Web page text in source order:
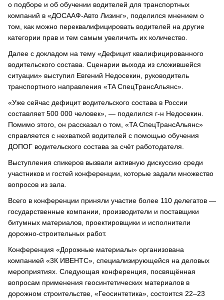
о подборе и об обучении водителей для транспортных
компаний в «ДОСААФ-Авто Лизинг», поделился мнением о
том, как можно переквалифицировать водителей на другие
категории прав и тем самым увеличить их количество.
Далее с докладом на тему «Дефицит квалифицированного
водительского состава. Сценарии выхода из сложившейся
ситуации» выступил Евгений Недосекин, руководитель
транспортного направления «TA СпецТрансАльянс».
«Уже сейчас дефицит водительского состава в России
составляет 500 000 человек», — поделился г-н Недосекин.
Помимо этого, он рассказал о том, «TA СпецТрансАльянс»
справляется с нехваткой водителей с помощью обучения
ДОПОГ водительского состава за счёт работодателя.
Выступления спикеров вызвали активную дискуссию среди
участников и гостей конференции, которые задали множество
вопросов из зала.
Всего в конференции приняли участие более 110 делегатов —
государственные компании, производители и поставщики
битумных материалов, проектировщики и исполнители
дорожно-строительных работ.
Конференция «Дорожные материалы» организована
компанией «3К ИВЕНТС», специализирующейся на деловых
мероприятиях. Следующая конференция, посвящённая
вопросам применения геосинтетических материалов в
дорожном строительстве, «Геосинтетика», состоится 22–23